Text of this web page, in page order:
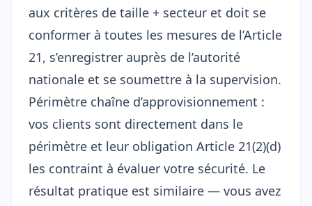
aux critères de taille + secteur et doit se
conformer à toutes les mesures de l’Article
21, s’enregistrer auprès de l’autorité
nationale et se soumettre à la supervision.
Périmètre chaîne d’approvisionnement :
vos clients sont directement dans le
périmètre et leur obligation Article 21(2)(d)
les contraint à évaluer votre sécurité. Le
résultat pratique est similaire — vous avez